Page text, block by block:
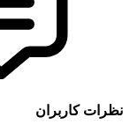
نظرات کاربران